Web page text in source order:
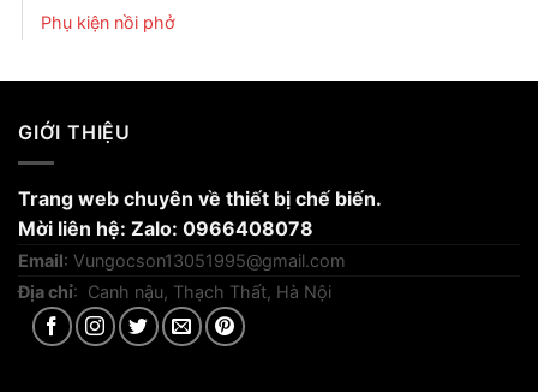
Phụ kiện nồi phở
GIỚI THIỆU
Trang web chuyên về thiết bị chế biến.
Mời liên hệ: Zalo: 0966408078
Email: Vungocson13051995@gmail.com
Địa chỉ: Canh nậu, Thạch Thất, Hà Nội